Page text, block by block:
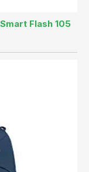
Flash 105